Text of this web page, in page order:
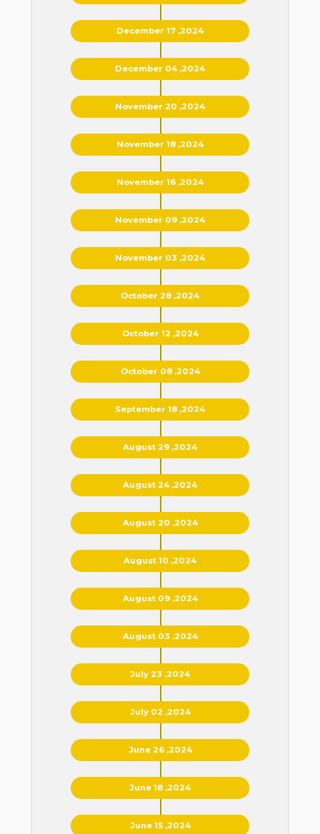
December 17 ,2024
December 04 ,2024
November 20 ,2024
November 18 ,2024
November 16 ,2024
November 09 ,2024
November 03 ,2024
October 28 ,2024
October 12 ,2024
October 08 ,2024
September 18 ,2024
August 29 ,2024
August 24 ,2024
August 20 ,2024
August 10 ,2024
August 09 ,2024
August 03 ,2024
July 23 ,2024
July 02 ,2024
June 26 ,2024
June 18 ,2024
June 15 ,2024